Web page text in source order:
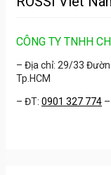
CÔNG TY TNHH
– Địa chỉ: 29/33
Tp.HCM
– ĐT: 0901 327 774 –